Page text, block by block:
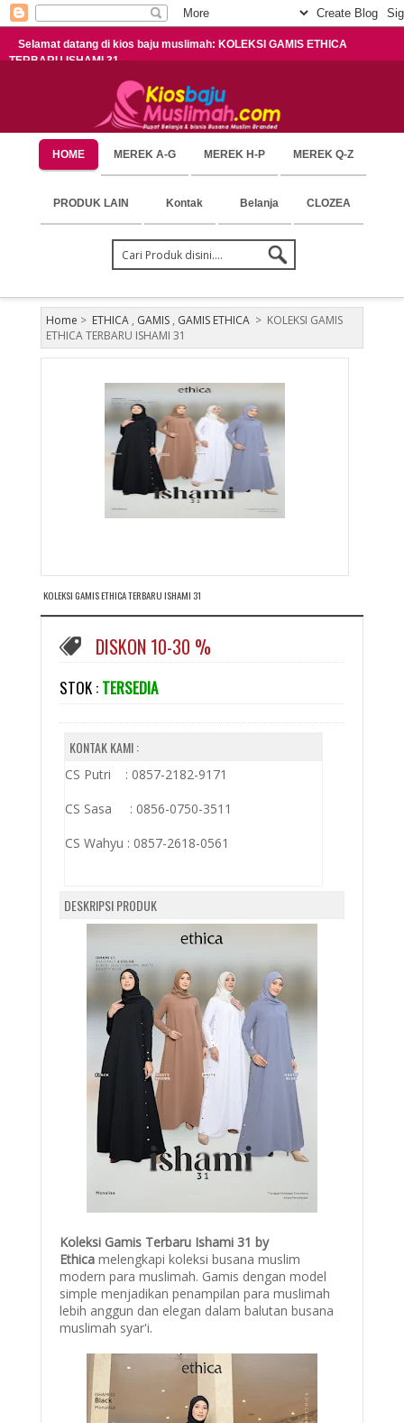
Selamat datang di kios baju muslimah: KOLEKSI GAMIS ETHICA
TERBARU ISHAMI 31
HOME MEREK A-G MEREK H-P MEREK Q-Z
PRODUK LAIN Kontak Belanja CLOZEA
Home > ETHICA, GAMIS, GAMIS ETHICA > KOLEKSI GAMIS
ETHICA TERBARU ISHAMI 31
KOLEKSI GAMIS ETHICA TERBARU ISHAMI 31
DISKON 10-30 %
STOK : TERSEDIA
KONTAK KAMI :
CS Putri : 0857-2182-9171
CS Sasa : 0856-0750-3511
CS Wahyu : 0857-2618-0561
DESKRIPSI PRODUK
Koleksi Gamis Terbaru Ishami 31 by
Ethica melengkapi koleksi busana muslim
modern para muslimah. Gamis dengan model
simple menjadikan penampilan para muslimah
lebih anggun dan elegan dalam balutan busana
muslimah syar'i.